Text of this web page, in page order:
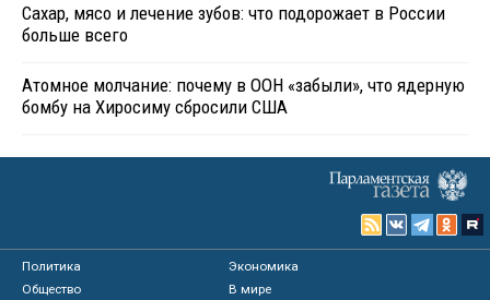
Сахар, мясо и лечение зубов: что подорожает в России
больше всего
Атомное молчание: почему в ООН «забыли», что ядерную
бомбу на Хиросиму сбросили США
Политика
Экономика
Общество
В мире